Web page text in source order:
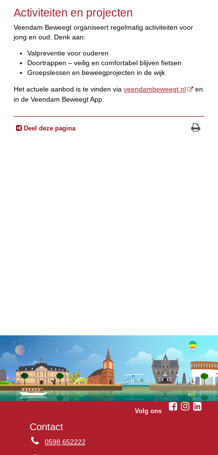
Activiteiten en projecten
Veendam Beweegt organiseert regelmatig activiteiten voor
jong en oud. Denk aan:
Valpreventie voor ouderen
Doortrappen – veilig en comfortabel blijven fietsen
Groepslessen en beweegprojecten in de wijk
Het actuele aanbod is te vinden viaveendambeweegt.nl
en
in de Veendam Beweegt App.
Deel deze pagina
Volg ons
Contact
0598 652222